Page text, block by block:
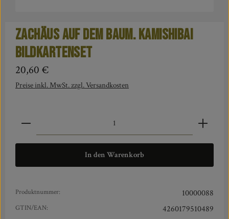
Zachäus auf dem Baum. Kamishibai
Bildkartenset
Regulärer Preis:
20,60 €
Preise inkl. MwSt. zzgl. Versandkosten
Produkt Anzahl: Gib den gewünschten Wert ein oder
In den Warenkorb
Produktnummer: 10000088
GTIN/EAN:
4260179510489